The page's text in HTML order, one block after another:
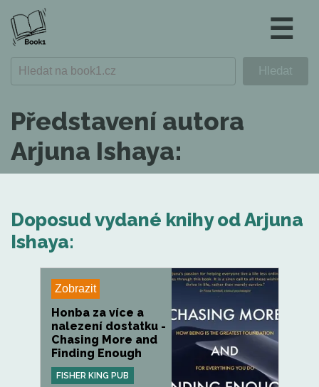
☰
Představení autora
Arjuna Ishaya:
Doposud vydané knihy od Arjuna
Ishaya:
Zobrazit
Honba za více a
nalezení dostatku -
Chasing More and
Finding Enough
FISHER KING PUB